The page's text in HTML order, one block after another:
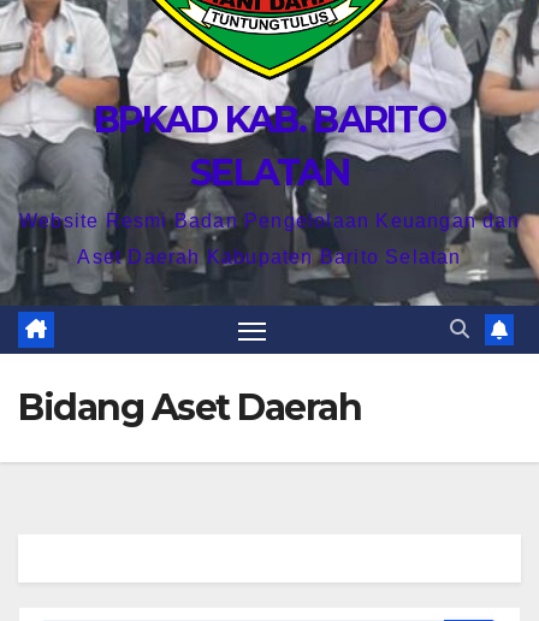
BPKAD KAB. BARITO
SELATAN
Website Resmi Badan Pengelolaan Keuangan dan
Aset Daerah Kabupaten Barito Selatan
Bidang Aset Daerah